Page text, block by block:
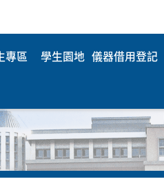
專區 學生園地 儀器借用登記